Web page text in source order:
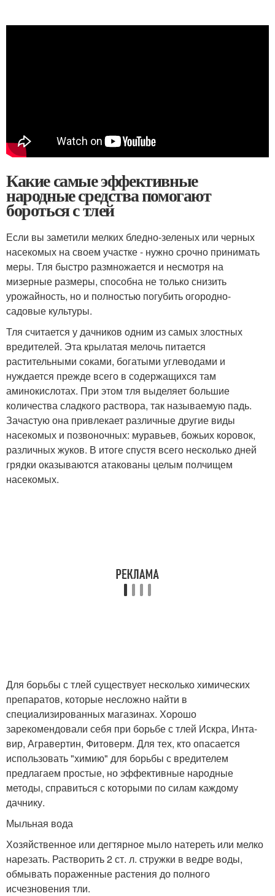
Какие самые эффективные
народные средства помогают
бороться с тлей
Если вы заметили мелких бледно-зеленых или черных
насекомых на своем участке - нужно срочно принимать
меры. Тля быстро размножается и несмотря на
мизерные размеры, способна не только снизить
урожайность, но и полностью погубить огородно-
садовые культуры.
Тля считается у дачников одним из самых злостных
вредителей. Эта крылатая мелочь питается
растительными соками, богатыми углеводами и
нуждается прежде всего в содержащихся там
аминокислотах. При этом тля выделяет большие
количества сладкого раствора, так называемую падь.
Зачастую она привлекает различные другие виды
насекомых и позвоночных: муравьев, божьих коровок,
различных жуков. В итоге спустя всего несколько дней
грядки оказываются атакованы целым полчищем
насекомых.
Для борьбы с тлей существует несколько химических
препаратов, которые несложно найти в
специализированных магазинах. Хорошо
зарекомендовали себя при борьбе с тлей Искра, Инта-
вир, Агравертин, Фитоверм. Для тех, кто опасается
использовать "химию" для борьбы с вредителем
предлагаем простые, но эффективные народные
методы, справиться с которыми по силам каждому
дачнику.
Мыльная вода
Хозяйственное или дегтярное мыло натереть или мелко
нарезать. Растворить 2 ст. л. стружки в ведре воды,
обмывать пораженные растения до полного
исчезновения тли.